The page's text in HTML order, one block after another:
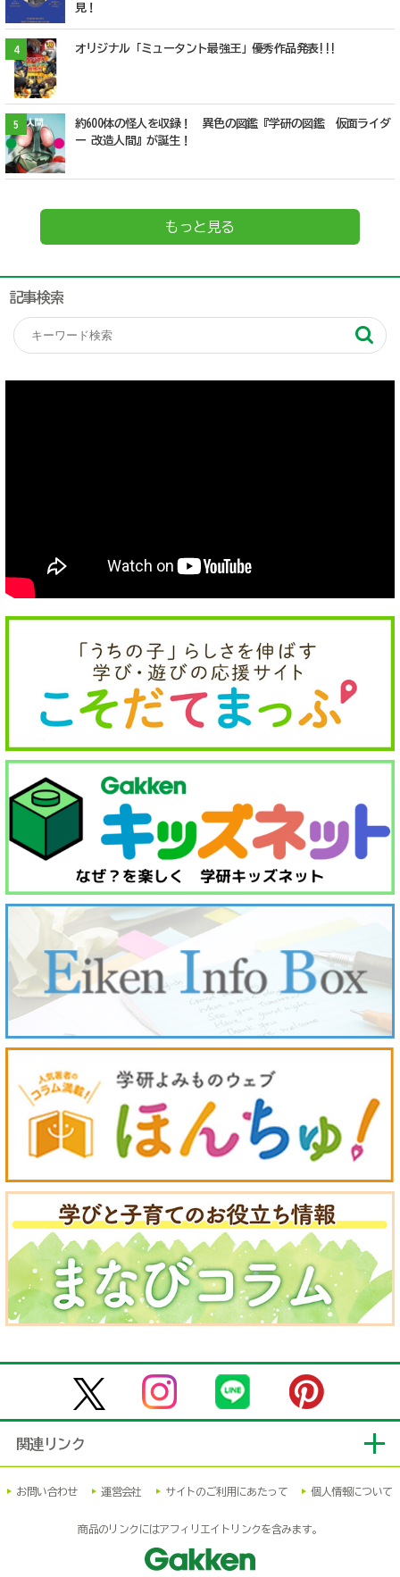
見！
4 オリジナル「ミュータント最強王」優秀作品発表!!!
5
約600体の怪人を収録！ 異色の図鑑『学研の図鑑 仮面ライダ
ー 改造人間』が誕生！
もっと見る
記事検索
関連リンク
お問い合わせ 運営会社 サイトのご利用にあたって 個人情報について
商品のリンクにはアフィリエイトリンクを含みます。